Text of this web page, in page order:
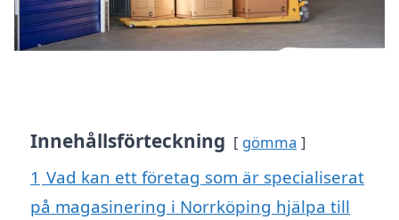
Innehållsförteckning gömma
1 Vad kan ett företag som är specialiserat
på magasinering i Norrköping hjälpa till